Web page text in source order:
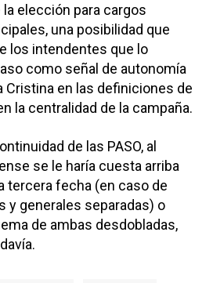
elección para cargos
una posibilidad que
los intendentes que lo
como señal de autonomía
Cristina en las definiciones de
la centralidad de la campaña.
de las PASO, al
se le haría cuesta arriba
tercera fecha (en caso de
y generales separadas) o
de ambas desdobladas,